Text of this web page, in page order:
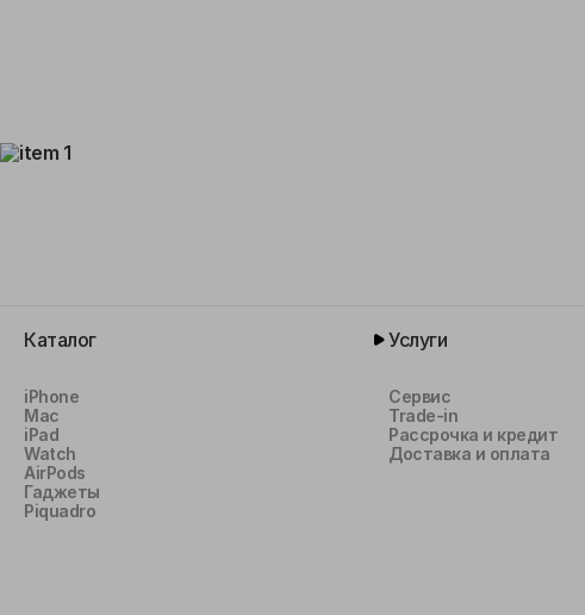
Каталог
iPhone
Mac
iPad
Watch
AirPods
Гаджеты
Piquadro
Услуги
Сервис
Trade-in
Рассрочка и кредит
Доставка и оплата